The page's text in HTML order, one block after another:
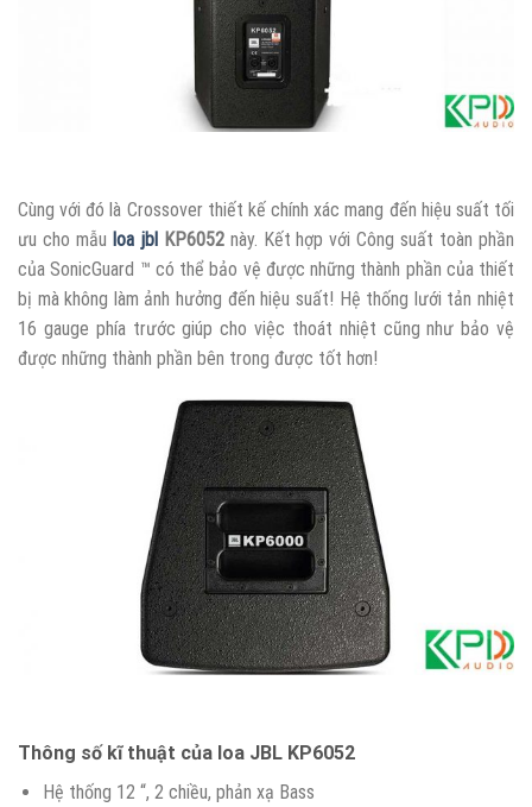
Cùng với đó là Crossover thiết kế chính xác mang đến hiệu suất tối
ưu cho mẫu loa jblKP6052này. Kết hợp với Công suất toàn phần
của SonicGuard ™ có thể bảo vệ được những thành phần của thiết
bị mà không làm ảnh hưởng đến hiệu suất! Hệ thống lưới tản nhiệt
16 gauge phía trước giúp cho việc thoát nhiệt cũng như bảo vệ
được những thành phần bên trong được tốt hơn!
Thông số kĩ thuật của loa JBL KP6052
Hệ thống 12 “, 2 chiều, phản xạ Bass